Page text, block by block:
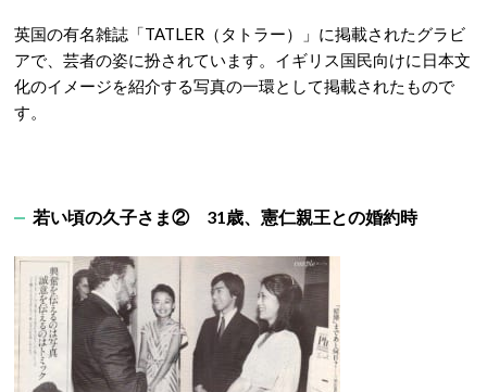
英国の有名雑誌「TATLER（タトラー）」に掲載されたグラビ
アで、芸者の姿に扮されています。イギリス国民向けに日本文
化のイメージを紹介する写真の一環として掲載されたもので
す。
若い頃の久子さま② 31歳、憲仁親王との婚約時